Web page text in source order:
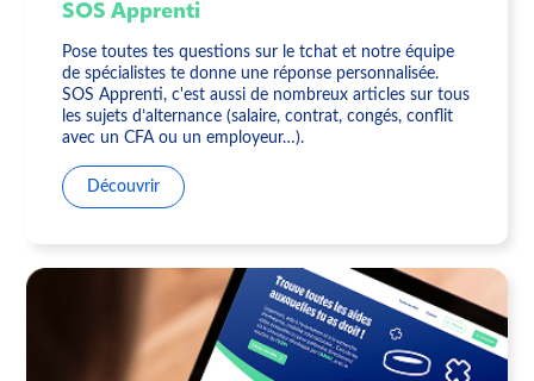
SOS Apprenti
Pose toutes tes questions sur le tchat et notre équipe
de spécialistes te donne une réponse personnalisée.
SOS Apprenti, c'est aussi de nombreux articles sur tous
les sujets d’alternance (salaire, contrat, congés, conflit
avec un CFA ou un employeur…).
Découvrir